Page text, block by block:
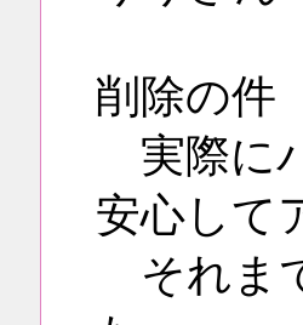
削除の件
実際に
安心して
それま